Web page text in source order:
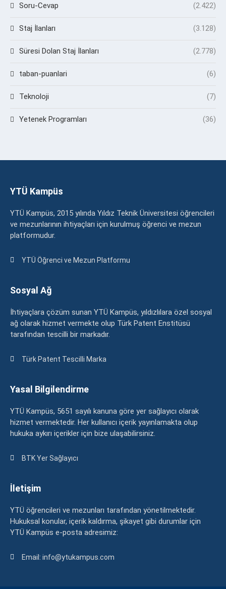
Soru-Cevap (2.422)
Staj İlanları (3.128)
Süresi Dolan Staj İlanları (2.778)
taban-puanlari (6)
Teknoloji (7)
Yetenek Programları (36)
YTÜ Kampüs
YTÜ Kampüs, 2015 yılında Yıldız Teknik Üniversitesi öğrencileri
ve mezunlarının ihtiyaçları için kurulmuş öğrenci ve mezun
platformudur.
YTÜ Öğrenci ve Mezun Platformu
Sosyal Ağ
İhtiyaçlara çözüm sunan YTÜ Kampüs, yıldızlılara özel sosyal
ağ olarak hizmet vermekte olup Türk Patent Enstitüsü
tarafından tescilli bir markadır.
Türk Patent Tescilli Marka
Yasal Bilgilendirme
YTÜ Kampüs, 5651 sayılı kanuna göre yer sağlayıcı olarak
hizmet vermektedir. Her kullanıcı içerik yayınlamakta olup
hukuka aykırı içerikler için bize ulaşabilirsiniz.
BTK Yer Sağlayıcı
İletişim
YTÜ öğrencileri ve mezunları tarafından yönetilmektedir.
Hukuksal konular, içerik kaldırma, şikayet gibi durumlar için
YTÜ Kampüs e-posta adresimiz:
Email: info@ytukampus.com